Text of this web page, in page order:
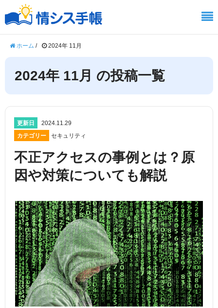
ホーム / 2024年 11月
2024年 11月 の投稿一覧
更新日
2024.11.29
カテゴリー
セキュリティ
不正アクセスの事例とは？原
因や対策についても解説